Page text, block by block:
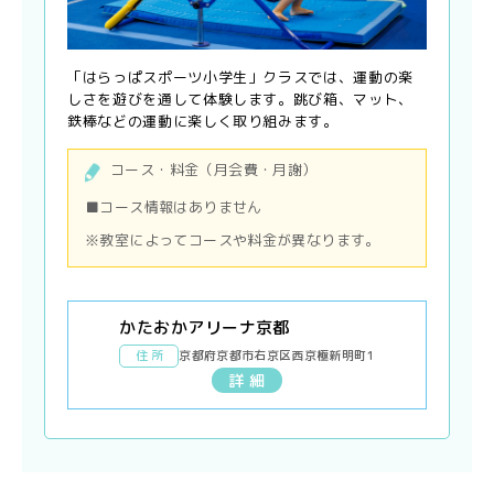
「はらっぱスポーツ小学生」クラスでは、運動の楽
しさを遊びを通して体験します。跳び箱、マット、
鉄棒などの運動に楽しく取り組みます。
コース・料金（月会費・月謝）
■コース情報はありません
※教室によってコースや料金が異なります。
かたおかアリーナ京都
住 所 京都府京都市右京区西京極新明町1
詳 細